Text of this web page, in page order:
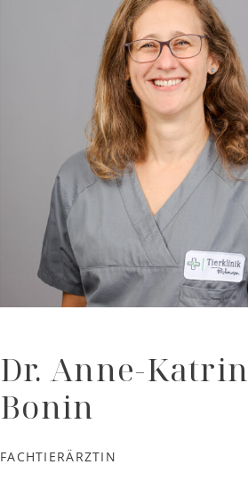
Dr. Anne-Katrin
Bonin
FACHTIERÄRZTIN